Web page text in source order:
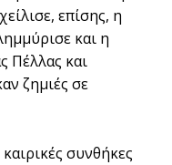
επίσης, η
και η
Πέλλας και
ζημιές σε
συνθήκες